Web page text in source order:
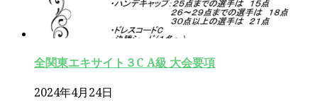
全関東エキサイト３C A級 大会要項
2024年4月24日